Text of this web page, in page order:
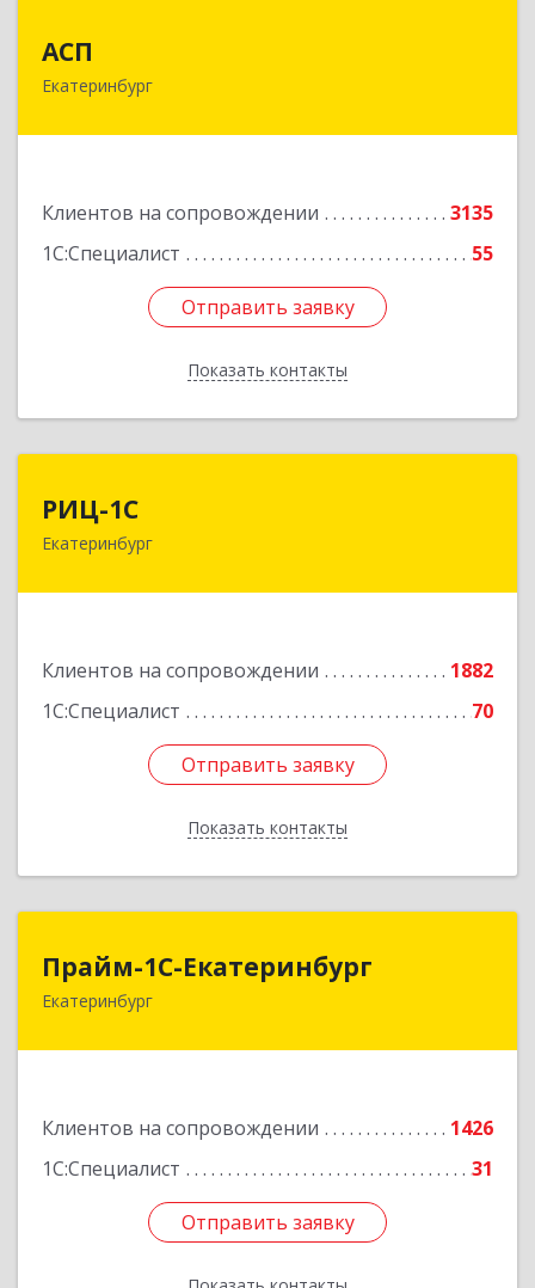
АСП
Екатеринбург
Клиентов на сопровождении
3135
1С:Специалист
55
Отправить заявку
Показать контакты
620075, Свердловская обл, Екатеринбург г,
Отправить заявку
Назад
РИЦ-1С
Екатеринбург
Клиентов на сопровождении
1882
1С:Специалист
70
Отправить заявку
Показать контакты
620102, Свердловская обл, Екатеринбург г,
Отправить заявку
Назад
Прайм-1С-Екатеринбург
Екатеринбург
Клиентов на сопровождении
1426
1С:Специалист
31
Отправить заявку
Прайм-1С-Екатеринбург
620142, Свердловская обл, Екатеринбург г, 8
Отправить заявку